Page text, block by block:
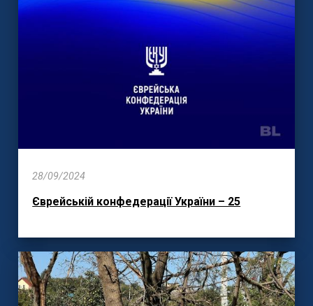
28/09/2024
Єврейській конфедерації України – 25